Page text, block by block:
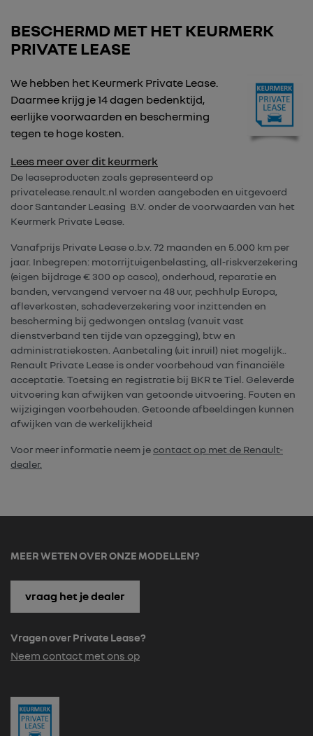
BESCHERMD MET HET KEURMERK
PRIVATE LEASE
We hebben het Keurmerk Private Lease.
Daarmee krijg je 14 dagen bedenktijd,
eerlijke voorwaarden en bescherming
tegen te hoge kosten.
Lees meer over dit keurmerk
De leaseproducten zoals gepresenteerd op
privatelease.renault.nl worden aangeboden en uitgevoerd
door Santander Leasing B.V. onder de voorwaarden van het
Keurmerk Private Lease.
Vanafprijs Private Lease o.b.v. 72 maanden en 5.000 km per
jaar. Inbegrepen: motorrijtuigenbelasting, all-riskverzekering
(eigen bijdrage € 300 op casco), onderhoud, reparatie en
banden, vervangend vervoer na 48 uur, pechhulp Europa,
afleverkosten, schadeverzekering voor inzittenden en
bescherming bij gedwongen ontslag (vanuit vast
dienstverband ten tijde van opzegging), btw en
administratiekosten. Aanbetaling (uit inruil) niet mogelijk..
Renault Private Lease is onder voorbehoud van financiële
acceptatie. Toetsing en registratie bij BKR te Tiel. Geleverde
uitvoering kan afwijken van getoonde uitvoering. Fouten en
wijzigingen voorbehouden. Getoonde afbeeldingen kunnen
afwijken van de werkelijkheid
Voor meer informatie neem jecontact op met de Renault-
dealer.
MEER WETEN OVER ONZE MODELLEN?
vraag het je dealer
Vragen over Private Lease?
Neem contact met ons op